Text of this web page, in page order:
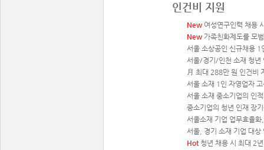
인건비 지원
New 여성연구인력 채용
New 가족친화제도를 모
서울 소상공인 신규채용
서울/경기/인천 소재 청
月 최대 288만 원 인건비
서울 소재 1인 자영업자
서울 소재 중소기업의 인
중소기업의 청년 인재 장
서울소재 기업 업무효율
서울, 경기 소재 기업 대
Hot 청년 채용 시 최대 2